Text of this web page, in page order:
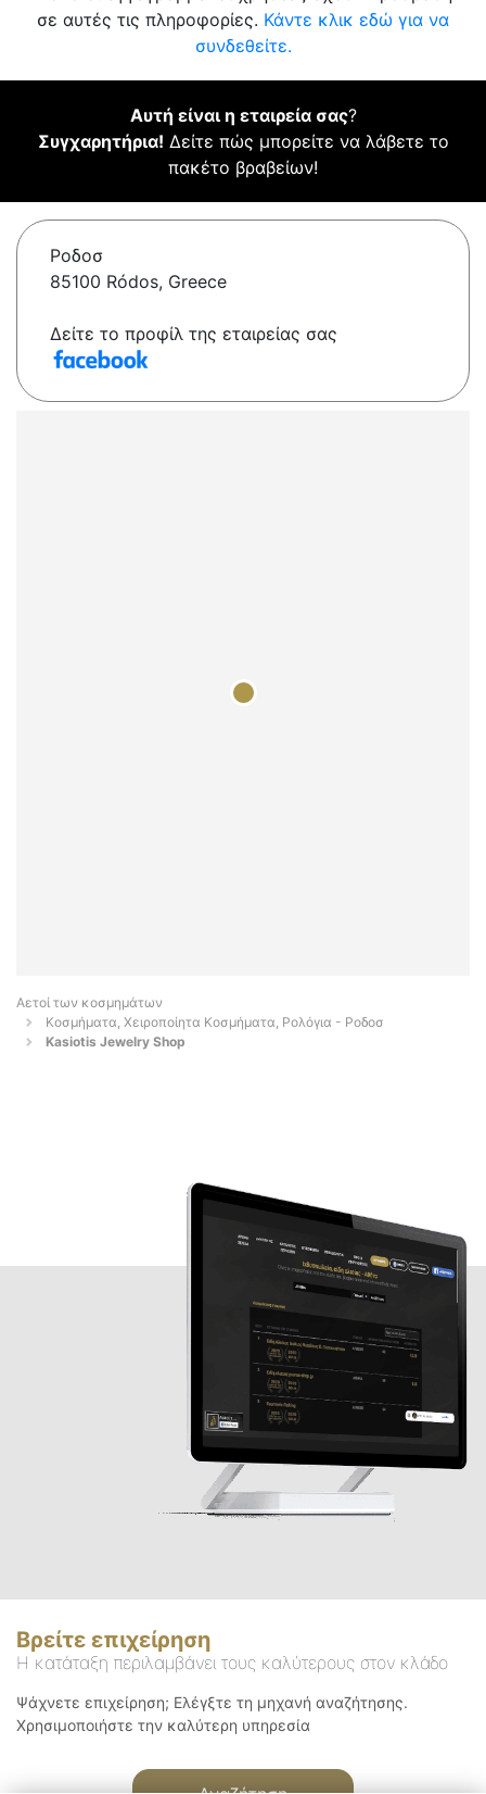
σε αυτές τις πληροφορίες. Κάντε κλικ εδώ για να
συνδεθείτε.
Αυτή είναι η εταιρεία σας?
Συγχαρητήρια! Δείτε πώς μπορείτε να λάβετε το
πακέτο βραβείων!
Ροδοσ
85100 Ródos, Greece
Δείτε το προφίλ της εταιρείας σας
Αετοί των κοσμημάτων
Κοσμήματα, Χειροποίητα Κοσμήματα, Ρολόγια - Ροδοσ
Kasiotis Jewelry Shop
Βρείτε επιχείρηση
Η κατάταξη περιλαμβάνει τους καλύτερους στον κλάδο
Ψάχνετε επιχείρηση; Ελέγξτε τη μηχανή αναζήτησης.
Χρησιμοποιήστε την καλύτερη υπηρεσία